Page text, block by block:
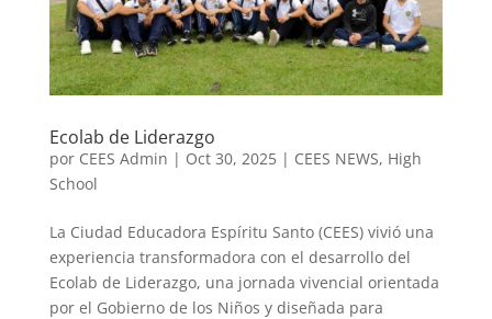
Ecolab de Liderazgo
por CEES Admin | Oct 30, 2025| CEES NEWS, High
School
La Ciudad Educadora Espíritu Santo (CEES) vivió una
experiencia transformadora con el desarrollo del
Ecolab de Liderazgo, una jornada vivencial orientada
por el Gobierno de los Niños y diseñada para